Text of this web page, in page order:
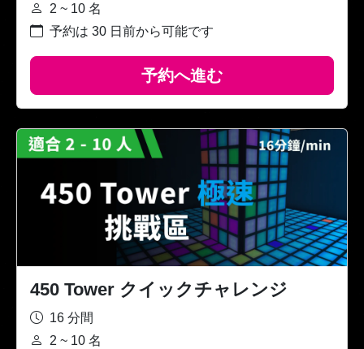
2 ~ 10 名
予約は 30 日前から可能です
予約へ進む
450 Tower クイックチャレンジ
16 分間
2 ~ 10 名